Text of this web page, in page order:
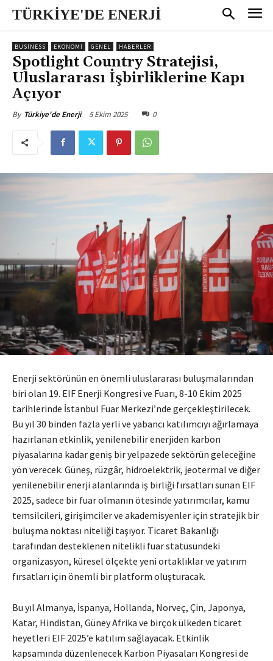
TÜRKİYE'DE ENERJİ
BUSINESS EKONOMI GENEL HABERLER
Spotlight Country Stratejisi,
Uluslararası İşbirliklerine Kapı
Açıyor
By Türkiye'de Enerji 5 Ekim 2025 0
Enerji sektörünün en önemli uluslararası buluşmalarından
biri olan 19. EIF Enerji Kongresi ve Fuarı, 8-10 Ekim 2025
tarihlerinde İstanbul Fuar Merkezi’nde gerçekleştirilecek.
Bu yıl 30 binden fazla yerli ve yabancı katılımcıyı ağırlamaya
hazırlanan etkinlik, yenilenebilir enerjiden karbon
piyasalarına kadar geniş bir yelpazede sektörün geleceğine
yön verecek. Güneş, rüzgâr, hidroelektrik, jeotermal ve diğer
yenilenebilir enerji alanlarında iş birliği fırsatları sunan EIF
2025, sadece bir fuar olmanın ötesinde yatırımcılar, kamu
temsilcileri, girişimciler ve akademisyenler için stratejik bir
buluşma noktası niteliği taşıyor. Ticaret Bakanlığı
tarafından desteklenen nitelikli fuar statüsündeki
organizasyon, küresel ölçekte yeni ortaklıklar ve yatırım
fırsatları için önemli bir platform oluşturacak.
Bu yıl Almanya, İspanya, Hollanda, Norveç, Çin, Japonya,
Katar, Hindistan, Güney Afrika ve birçok ülkeden ticaret
heyetleri EIF 2025’e katılım sağlayacak. Etkinlik
kapsamında düzenlenecek Karbon Piyasaları Kongresi de